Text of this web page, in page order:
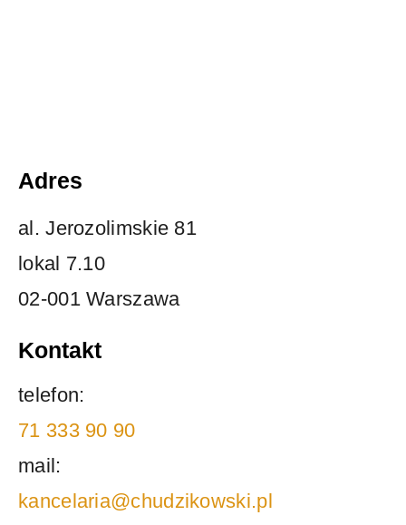
Adres
al. Jerozolimskie 81
lokal 7.10
02-001 Warszawa
Kontakt
telefon:
71 333 90 90
mail:
kancelaria@chudzikowski.pl